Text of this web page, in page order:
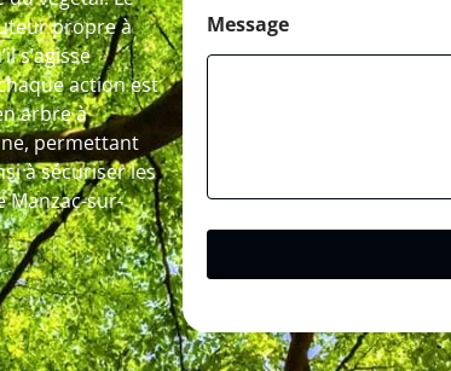
propre à
s’agisse
action est
arbre à
permettant
à sécuriser les
Manzac-sur-
Message